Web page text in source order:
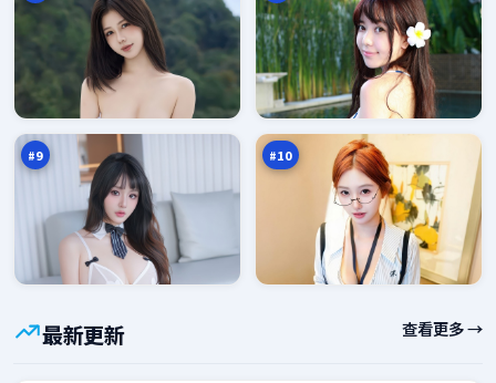
#9
档
案
94
万
#10
追
光
谎
言
之
城
93
万
最新更新 查看更多 →